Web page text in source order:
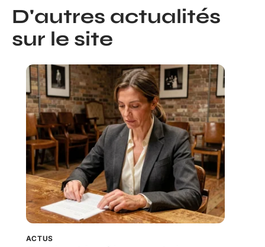
D'autres actualités
sur le site
ACTUS